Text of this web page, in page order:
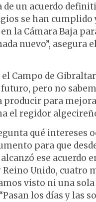
un acuerdo
se han cumplido
la Cámara Baja
nuevo”, asegura
el Campo de
pero no
producir para
el regidor
qué intereses
para que
ese acuerdo
Unido, cuatro
visto ni una
los días y las